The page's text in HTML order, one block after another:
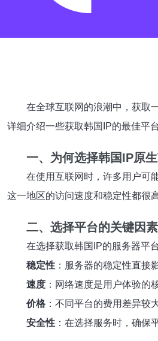
在全球互联网的浪潮中，获取
详细介绍一些获取韩国IP的最佳平
一、为何选择韩国IP原
在使用互联网时，许多用户可
这一地区的访问速度和稳定性都很
二、选择平台的关键因素
在选择获取韩国IP的服务器平
稳定性 ：服务器的稳定性直接
速度 ：网络速度是用户体验的
价格 ：不同平台的费用差异较
安全性 ：在选择服务时，确保